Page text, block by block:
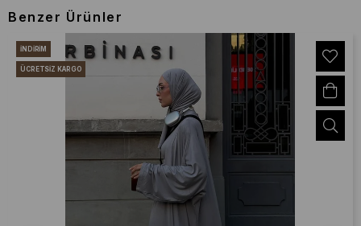
Benzer Ürünler
İNDIRIM
ÜCRETSIZ KARGO